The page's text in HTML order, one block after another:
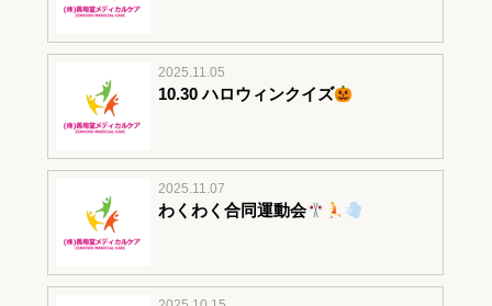
2025.11.05
10.30 ハロウィンクイズ
2025.11.07
わくわく合同運動会